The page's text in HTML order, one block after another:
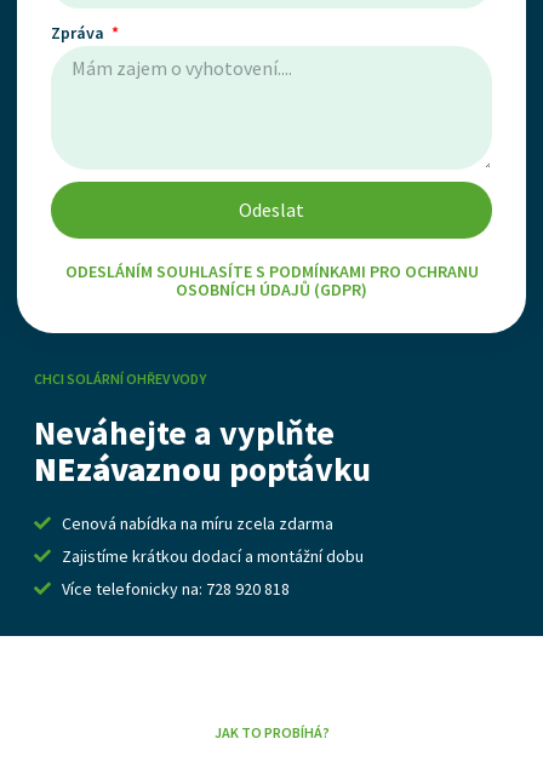
Zpráva
Odeslat
ODESLÁNÍM SOUHLASÍTE S PODMÍNKAMI PRO OCHRANU
OSOBNÍCH ÚDAJŮ (GDPR)
CHCI SOLÁRNÍ OHŘEV VODY
Neváhejte a vyplňte
NEzávaznou poptávku
Cenová nabídka na míru zcela zdarma
Zajistíme krátkou dodací a montážní dobu
Více telefonicky na: 728 920 818
JAK TO PROBÍHÁ?